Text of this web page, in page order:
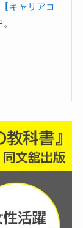
【キャリアコ